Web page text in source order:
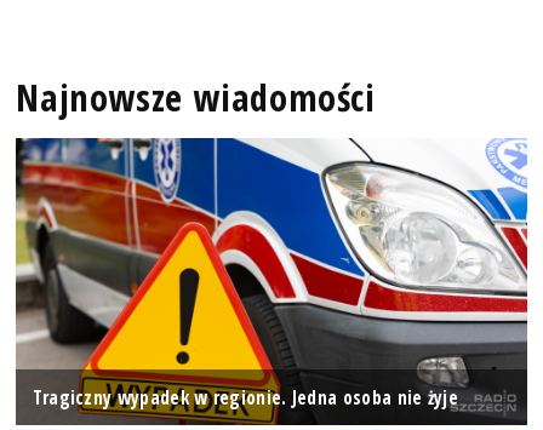
Najnowsze wiadomości
Tragiczny wypadek w regionie. Jedna osoba nie żyje